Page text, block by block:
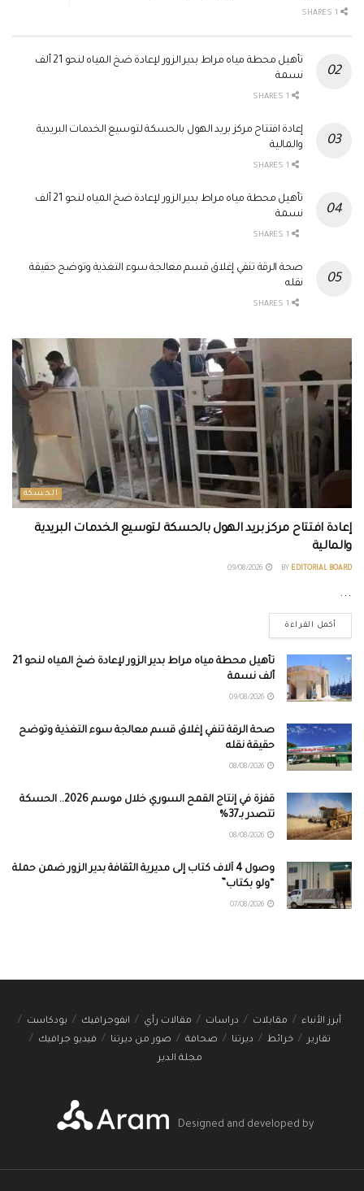
تأهيل محطة مياه مراط بدير الزور لإعادة ضخ المياه لنحو 21 ألف
نسمة
إعادة افتتاح مركز بريد الهول بالحسكة لتوسيع الخدمات البريدية
والمالية
تأهيل محطة مياه مراط بدير الزور لإعادة ضخ المياه لنحو 21 ألف
نسمة
صحة الرقة تنفي إغلاق قسم معالجة سوء التغذية وتوضح حقيقة
نقله
الحسكة
إعادة افتتاح مركز بريد الهول بالحسكة لتوسيع الخدمات البريدية
والمالية
BY EDITORIAL BOARD
...
أكمل القراءة
تأهيل محطة مياه مراط بدير الزور لإعادة ضخ المياه لنحو 21
ألف نسمة
صحة الرقة تنفي إغلاق قسم معالجة سوء التغذية وتوضح
حقيقة نقله
قفزة في إنتاج القمح السوري خلال موسم 2026.. الحسكة
تتصدر بـ37%
وصول 4 آلاف كتاب إلى مديرية الثقافة بدير الزور ضمن حملة
“ولو بكتاب”
أبرز الأنباء مقابلات دراسات مقالات رأي انفوجرافيك
بودكاست
تقارير
خرائط ديرتنا صحافة صور من ديرتنا
فيديو جرافيك
مجلة الدير
Designed and developed by